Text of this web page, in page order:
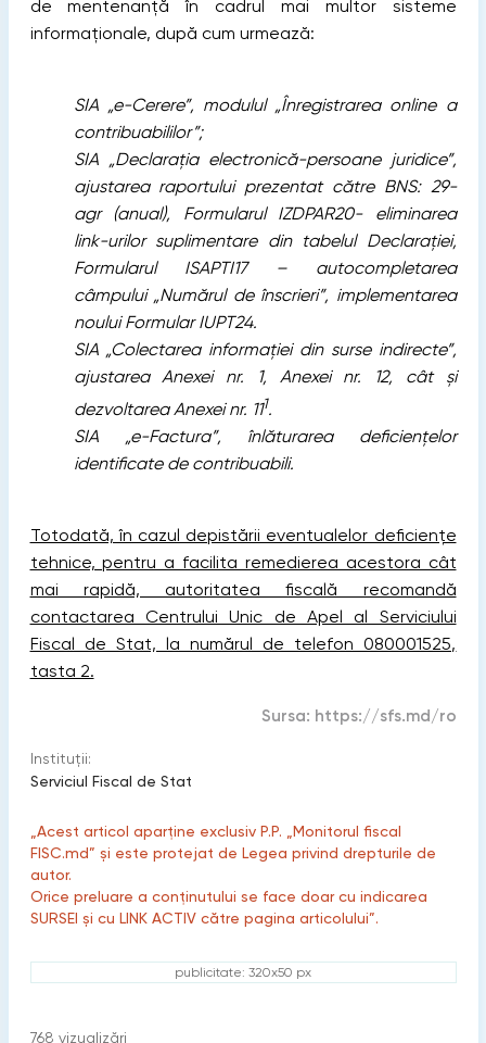
de mentenanță în cadrul mai multor sisteme
informaționale, după cum urmează:
SIA „e-Cerere”, modulul „Înregistrarea online a
contribuabililor”;
SIA „Declarația electronică-persoane juridice”,
ajustarea raportului prezentat către BNS: 29-
agr (anual), Formularul IZDPAR20- eliminarea
link-urilor suplimentare din tabelul Declarației,
Formularul ISAPTI17 – autocompletarea
câmpului „Numărul de înscrieri”, implementarea
noului Formular IUPT24.
SIA „Colectarea informației din surse indirecte”,
ajustarea Anexei nr. 1, Anexei nr. 12, cât și
dezvoltarea Anexei nr. 111.
SIA „e-Factura”, înlăturarea deficiențelor
identificate de contribuabili.
Totodată, în cazul depistării eventualelor deficiențe
tehnice, pentru a facilita remedierea acestora cât
mai rapidă, autoritatea fiscală recomandă
contactarea Centrului Unic de Apel al Serviciului
Fiscal de Stat, la numărul de telefon 080001525,
tasta 2.
Sursa: https://sfs.md/ro
Instituții:
Serviciul Fiscal de Stat
„Acest articol aparține exclusiv P.P. „Monitorul fiscal
FISC.md” și este protejat de Legea privind drepturile de
autor.
Orice preluare a conținutului se face doar cu indicarea
SURSEI și cu LINK ACTIV către pagina articolului”.
publicitate: 320x50 px
768 vizualizări